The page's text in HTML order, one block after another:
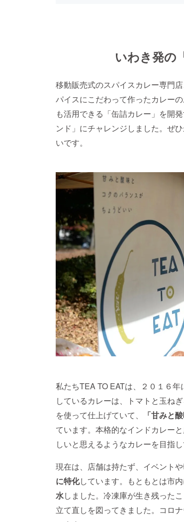
いわき発の
移動販売式のスパイスカレー専門店
パイスにこだわって作ったカレー
も活用できる「缶詰カレー」を開
ンド」にチャレンジしました。ぜ
いです。
私たちTEA TO EATは、２０１６
しているカレーは、トマトと玉ね
を使って仕上げていて、
「甘みと
ています。本格的なインドカレー
しいと思えるようなカレーを目指し
現在は、店舗は持たず、イベント
に特化しています。もともとは市
水しました。冷凍庫が生き残った
立て直しを図ってきました。コロ